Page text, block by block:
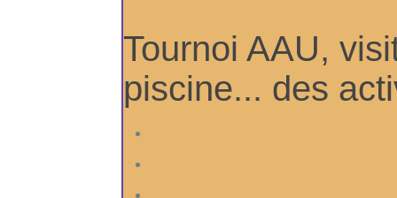
Tournoi AAU,
piscine... des